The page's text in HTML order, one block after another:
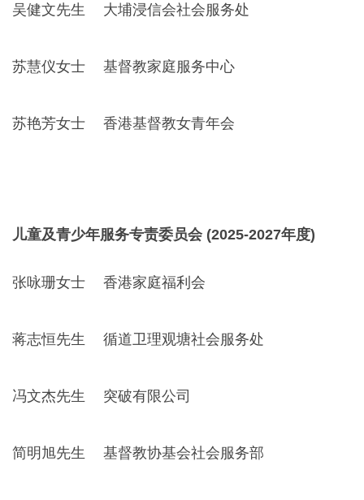
吴健文先生 大埔浸信会社会服务处
苏慧仪女士 基督教家庭服务中心
苏艳芳女士 香港基督教女青年会
儿童及青少年服务专责委员会 (2025-2027年度)
张咏珊女士 香港家庭福利会
蒋志恒先生 循道卫理观塘社会服务处
冯文杰先生 突破有限公司
简明旭先生 基督教协基会社会服务部